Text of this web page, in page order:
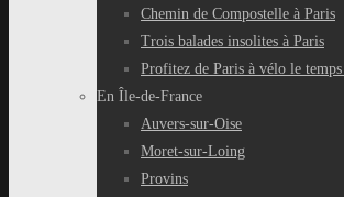
Chemin de Compostelle à Paris
Trois balades insolites à Paris
Profitez de Paris à vélo le temps
En Île-de-France
Auvers-sur-Oise
Moret-sur-Loing
Provins